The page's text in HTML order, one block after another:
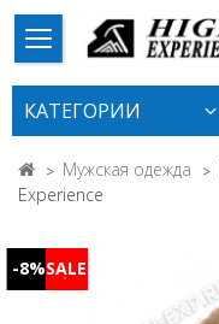
КАТЕГОРИИ
Мужская одежда
Experience
-8%